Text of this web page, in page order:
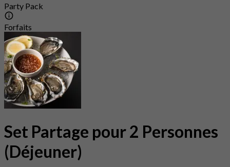
Party Pack
Forfaits
Set Partage pour 2 Personnes
(Déjeuner)